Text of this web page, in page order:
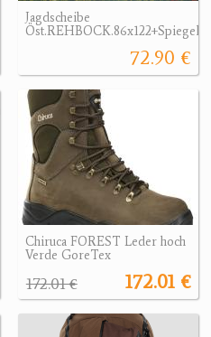
Jagdscheibe
72.90 €
Chiruca FOREST Leder hoch
Verde GoreTex
172.01 €
172.01 €